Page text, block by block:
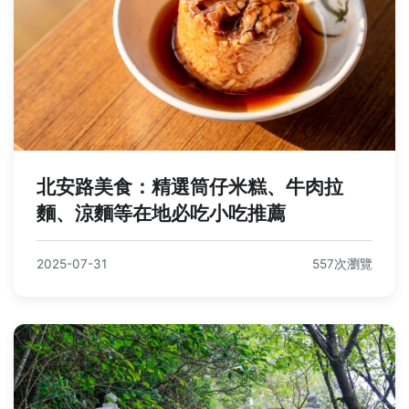
北安路美食：精選筒仔米糕、牛肉拉
麵、涼麵等在地必吃小吃推薦
2025-07-31 557次瀏覽